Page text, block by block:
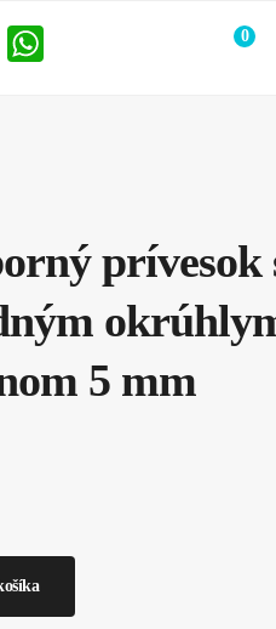
0
prívesok
5 mm